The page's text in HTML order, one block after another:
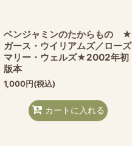
ベンジャミンのたからもの ★
ガース・ウイリアムズ／ローズ
マリー・ウェルズ★2002年初
版本
1,000円(税込)
カートに入れる